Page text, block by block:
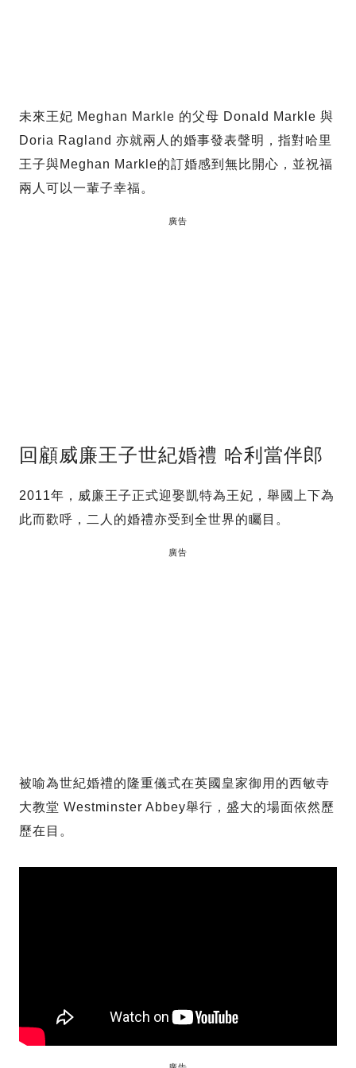
未來王妃 Meghan Markle 的父母 Donald Markle 與
Doria Ragland 亦就兩人的婚事發表聲明，指對哈里
王子與Meghan Markle的訂婚感到無比開心，並祝福
兩人可以一輩子幸福。
廣告
回顧威廉王子世紀婚禮 哈利當伴郎
2011年，威廉王子正式迎娶凱特為王妃，舉國上下為
此而歡呼，二人的婚禮亦受到全世界的矚目。
廣告
被喻為世紀婚禮的隆重儀式在英國皇家御用的西敏寺
大教堂 Westminster Abbey舉行，盛大的場面依然歷
歷在目。